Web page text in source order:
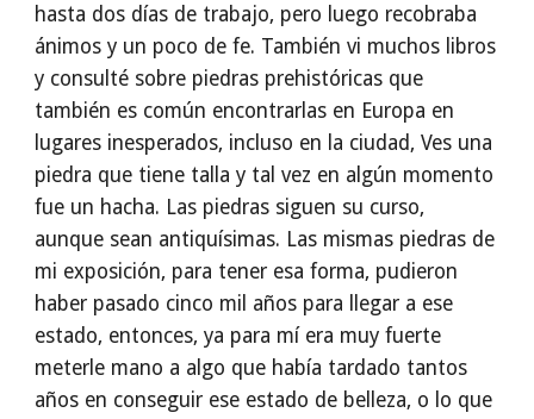
hasta dos días de trabajo, pero luego recobraba
ánimos y un poco de fe. También vi muchos libros
y consulté sobre piedras prehistóricas que
también es común encontrarlas en Europa en
lugares inesperados, incluso en la ciudad, Ves una
piedra que tiene talla y tal vez en algún momento
fue un hacha. Las piedras siguen su curso,
aunque sean antiquísimas. Las mismas piedras de
mi exposición, para tener esa forma, pudieron
haber pasado cinco mil años para llegar a ese
estado, entonces, ya para mí era muy fuerte
meterle mano a algo que había tardado tantos
años en conseguir ese estado de belleza, o lo que